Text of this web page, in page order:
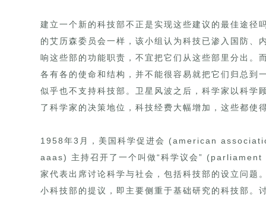
建立一个新的科技部不正是实现这些建议的最佳途
的艾历森委员会一样，该小组认为科技已渗入国防、
响这些部的功能职责，不宜把它们从这些部里分出
各有各的使命和结构，并不能很容易就把它们归总到
似乎也不支持科技部。卫星风波之后，科学家以科学
了科学家的决策地位，科技经费大幅增加，这些都使
1958年3月，美国科学促进会 (american
aaas) 主持召开了一个叫做“科学议会”
家代表出席讨论科学与社会，包括科技部的设立问题
小科技部的提议，即主要侧重于基础研究的科技部。